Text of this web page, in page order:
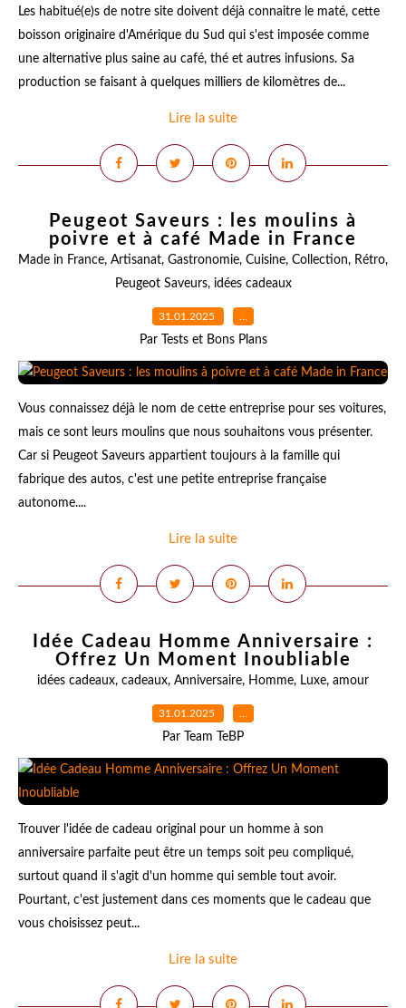
Les habitué(e)s de notre site doivent déjà connaitre le maté, cette
boisson originaire d'Amérique du Sud qui s'est imposée comme
une alternative plus saine au café, thé et autres infusions. Sa
production se faisant à quelques milliers de kilomètres de...
Lire la suite
Peugeot Saveurs : les moulins à
poivre et à café Made in France
Made in France, Artisanat, Gastronomie, Cuisine, Collection, Rétro,
Peugeot Saveurs, idées cadeaux
31.01.2025 …
Par Tests et Bons Plans
Vous connaissez déjà le nom de cette entreprise pour ses voitures,
mais ce sont leurs moulins que nous souhaitons vous présenter.
Car si Peugeot Saveurs appartient toujours à la famille qui
fabrique des autos, c'est une petite entreprise française
autonome....
Lire la suite
Idée Cadeau Homme Anniversaire :
Offrez Un Moment Inoubliable
idées cadeaux, cadeaux, Anniversaire, Homme, Luxe, amour
31.01.2025 …
Par Team TeBP
Trouver l'idée de cadeau original pour un homme à son
anniversaire parfaite peut être un temps soit peu compliqué,
surtout quand il s'agit d'un homme qui semble tout avoir.
Pourtant, c'est justement dans ces moments que le cadeau que
vous choisissez peut...
Lire la suite